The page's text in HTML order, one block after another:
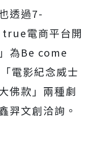
透過7-
電商平台開
為Be come
電影紀念威士
佛款」兩種劇
羿文創洽詢。